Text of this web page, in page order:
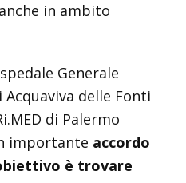
in ambito
Generale
Acquaviva delle Fonti
di Palermo
importante accordo
è trovare